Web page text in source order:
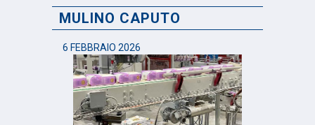
MULINO CAPUTO
6 FEBBRAIO 2026